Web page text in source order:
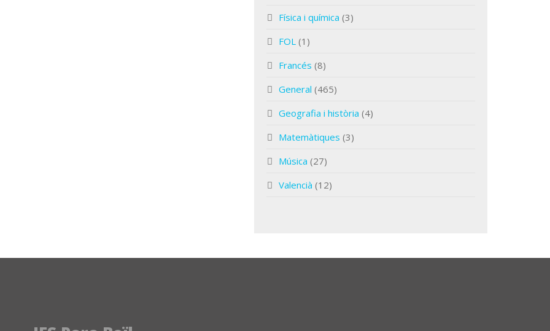
Física i química (3)
FOL (1)
Francés (8)
General (465)
Geografia i història (4)
Matemàtiques (3)
Música (27)
Valencià (12)